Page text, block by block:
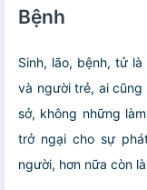
Bệnh
Sinh, lão, bệnh, tử
và người trẻ, ai
sở, không những
trở ngại cho sự
người, hơn nữa còn